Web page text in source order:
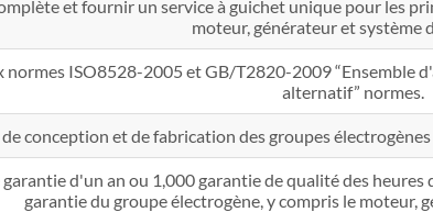
et fournir un service à guichet unique pour les
moteur, générateur et système
normes ISO8528-2005 et GB/T2820-2009
alternatif” normes.
de conception et de fabrication des groupes
d'un an ou 1,000 garantie de qualité des
garantie du groupe électrogène, y compris le moteur,